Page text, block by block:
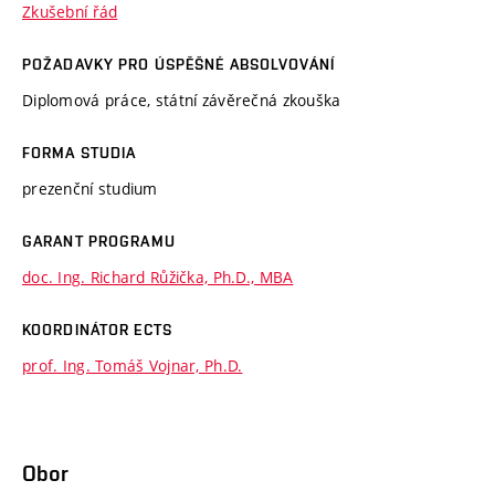
Zkušební řád
POŽADAVKY PRO ÚSPĚŠNÉ ABSOLVOVÁNÍ
Diplomová práce, státní závěrečná zkouška
FORMA STUDIA
prezenční studium
GARANT PROGRAMU
doc. Ing. Richard Růžička, Ph.D., MBA
KOORDINÁTOR ECTS
prof. Ing. Tomáš Vojnar, Ph.D.
Obor